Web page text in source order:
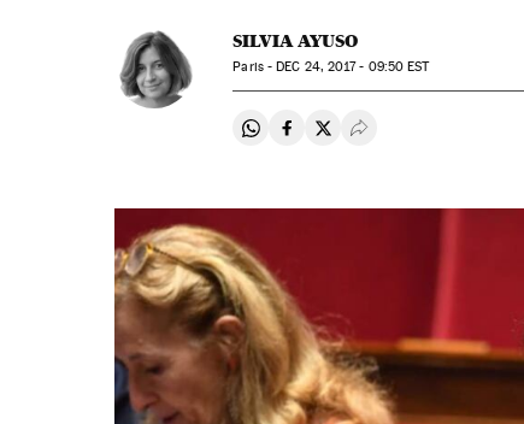
SILVIA AYUSO
Paris -DEC 24, 2017 - 09:50 EST
Compartir en Whatsapp
Compartir en Facebook
Compartir en Twitter
Desplegar Redes